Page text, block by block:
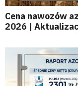
Cena nawozów
2026 |